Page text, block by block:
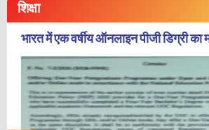
शिक्षा
भारत में एक वर्षीय ऑनलाइन पीजी डिग्री का